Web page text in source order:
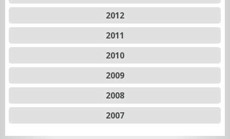
2012
2011
2010
2009
2008
2007